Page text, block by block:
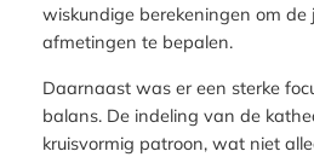
wiskundige berekeningen om de
afmetingen te bepalen.
Daarnaast was er een sterke
balans. De indeling van de
kruisvormig patroon, wat niet